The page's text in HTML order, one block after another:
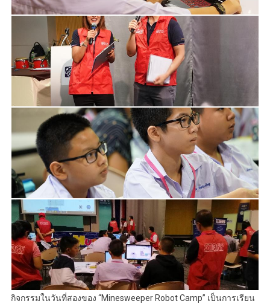
กิจกรรมในวันที่สองของ “Minesweeper Robot Camp” เป็นการเรียน